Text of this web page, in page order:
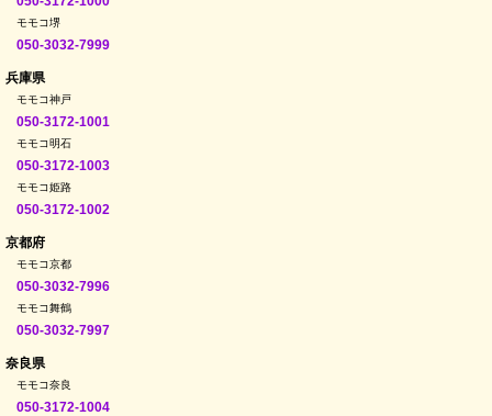
モモコ堺
050-3032-7999
兵庫県
モモコ神戸
050-3172-1001
モモコ明石
050-3172-1003
モモコ姫路
050-3172-1002
京都府
モモコ京都
050-3032-7996
モモコ舞鶴
050-3032-7997
奈良県
モモコ奈良
050-3172-1004